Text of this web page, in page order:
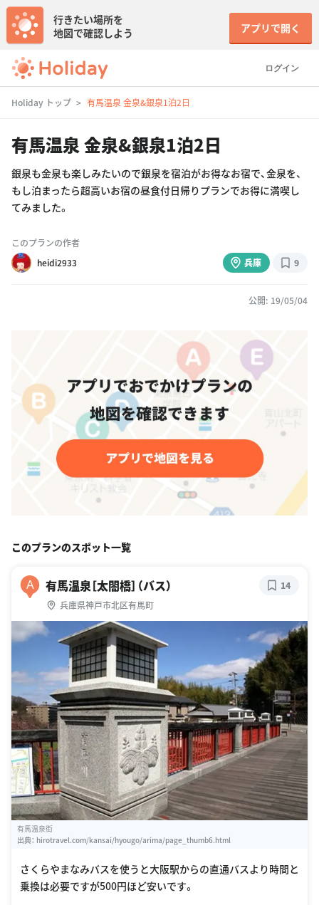
ログイン
行きたい場所を
地図で確認しよう
アプリで開く
Holiday トップ 有馬温泉 金泉&銀泉1泊2日
有馬温泉 金泉&銀泉1泊2日
銀泉も金泉も楽しみたいので銀泉を宿泊がお得なお宿で、金泉を、
もし泊まったら超高いお宿の昼食付日帰りプランでお得に満喫し
てみました。
このプランの作者
heidi2933
兵庫 9
公開: 19/05/04
このプランのスポット一覧
A 有馬温泉［太閤橋］（バス）
兵庫県神戸市北区有馬町
14
有馬温泉街
出典： hirotravel.com/kansai/hyougo/arima/page_thumb6.html
さくらやまなみバスを使うと大阪駅からの直通バスより時間と
乗換は必要ですが500円ほど安いです。